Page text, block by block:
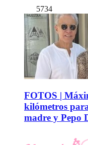
5734
FOTOS |
kilómetros
madre y Pepo